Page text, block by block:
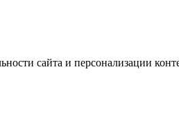
сайта и персонализации